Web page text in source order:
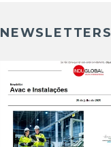
NEWSLETTERS